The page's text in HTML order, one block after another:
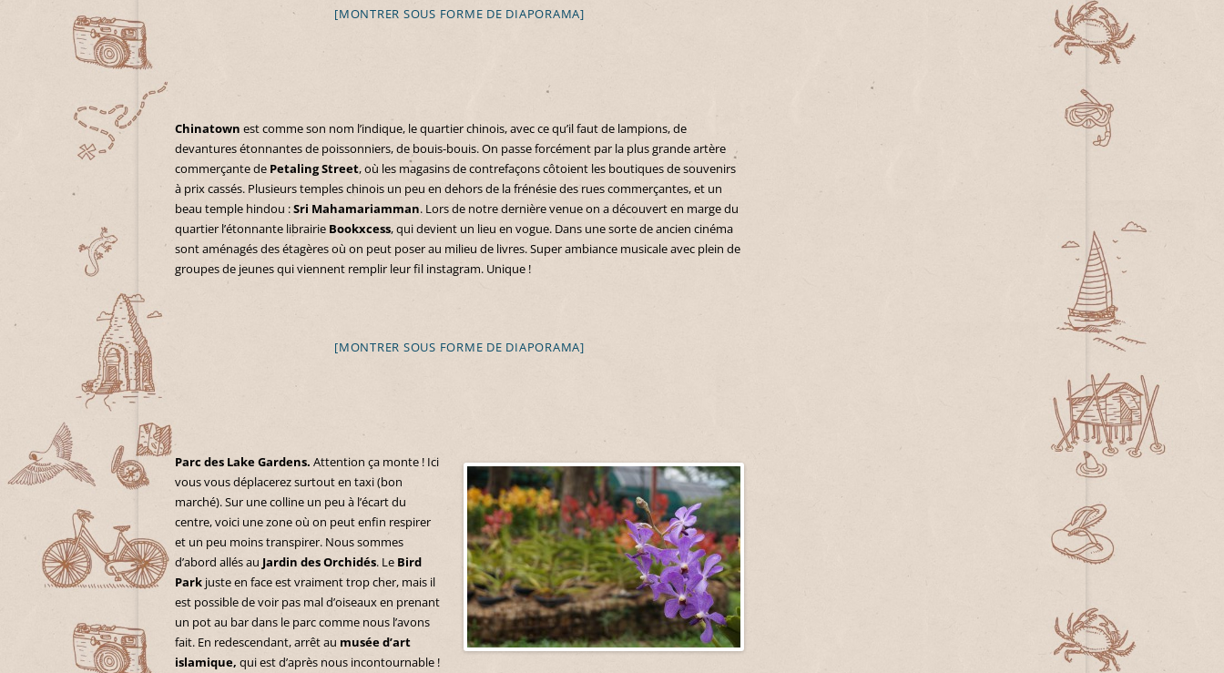
[MONTRER SOUS FORME DE DIAPORAMA]
Chinatown est comme son nom l’indique, le quartier chinois, avec ce qu’il faut de lampions, de
devantures étonnantes de poissonniers, de bouis-bouis. On passe forcément par la plus grande artère
commerçante de Petaling Street, où les magasins de contrefaçons côtoient les boutiques de souvenirs
à prix cassés. Plusieurs temples chinois un peu en dehors de la frénésie des rues commerçantes, et un
beau temple hindou :Sri Mahamariamman. Lors de notre dernière venue on a découvert en marge du
quartier l’étonnante librairie Bookxcess, qui devient un lieu en vogue. Dans une sorte de ancien cinéma
sont aménagés des étagères où on peut poser au milieu de livres. Super ambiance musicale avec plein de
groupes de jeunes qui viennent remplir leur fil instagram. Unique !
[MONTRER SOUS FORME DE DIAPORAMA]
Parc des Lake Gardens. Attention ça monte ! Ici
vous vous déplacerez surtout en taxi (bon
marché). Sur une colline un peu à l’écart du
centre, voici une zone où on peut enfin respirer
et un peu moins transpirer. Nous sommes
d’abord allés au Jardin des Orchidés. Le Bird
Park juste en face est vraiment trop cher, mais il
est possible de voir pas mal d’oiseaux en prenant
un pot au bar dans le parc comme nous l’avons
fait. En redescendant, arrêt au musée d’art
islamique, qui est d’après nous incontournable !